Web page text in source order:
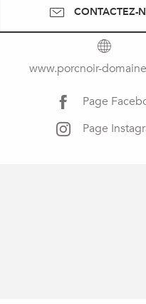
CONTACTEZ-
www.porcnoir-
Page
Page